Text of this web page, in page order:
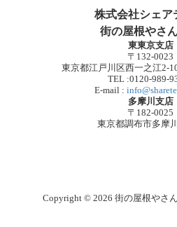
株式会社シェア
街の屋根やさ
東東京支店
〒132-0023
東京都江戸川区西一之江2-
TEL :0120-989-
E-mail :
多摩川支店
〒182-0025
東京都調布市多摩
Copyright © 2026 街の屋根やさ